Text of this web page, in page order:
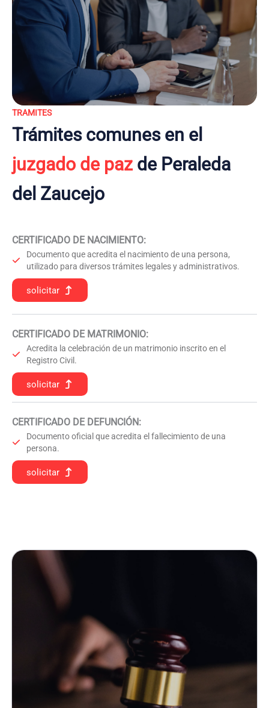
TRAMITES
Trámites comunes en el
juzgado de pazde Peraleda
del Zaucejo
CERTIFICADO DE NACIMIENTO:
Documento que acredita el nacimiento de una persona,
utilizado para diversos trámites legales y administrativos.
solicitar
CERTIFICADO DE MATRIMONIO:
Acredita la celebración de un matrimonio inscrito en el
Registro Civil.
solicitar
CERTIFICADO DE DEFUNCIÓN:
Documento oficial que acredita el fallecimiento de una
persona.
solicitar